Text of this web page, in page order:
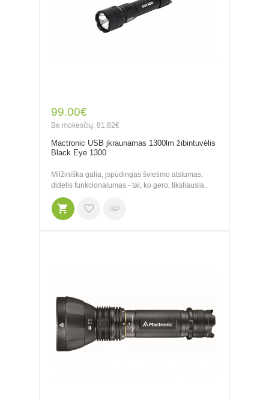
99.00€
Be mokesčių: 81.82€
Mactronic USB įkraunamas 1300lm žibintuvėlis
Black Eye 1300
Milžiniška galia, įspūdingas švietimo atstumas,
didelis funkcionalumas - tai, ko gero, tiksliausia..